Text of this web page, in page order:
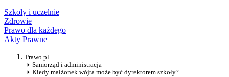
Szkoły i uczelnie
Zdrowie
Prawo dla każdego
Akty Prawne
Prawo.pl
Samorząd i administracja
Kiedy małżonek wójta może być dyrektorem szkoły?